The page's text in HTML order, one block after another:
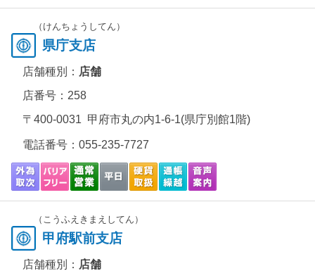
（けんちょうしてん）
県庁支店
店舗種別： 店舗
店番号：258
〒400-0031 甲府市丸の内1-6-1(県庁別館1階)
電話番号： 055-235-7727
（こうふえきまえしてん）
甲府駅前支店
店舗種別： 店舗